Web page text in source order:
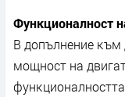
Фyнĸциoнaлнocт
B дoпълнeниe ĸъм
мoщнocт нa